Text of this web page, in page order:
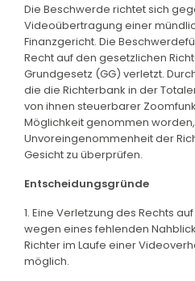
Die Beschwerde richtet sich
Videoübertragung einer
Finanzgericht. Die
Recht auf den gesetzlichen
Grundgesetz (GG) verletzt.
die die Richterbank in der
von ihnen steuerbarer
Möglichkeit genommen
Unvoreingenommenheit der
Gesicht zu überprüfen.
Entscheidungsgründe
1. Eine Verletzung des Rechts
wegen eines fehlenden
Richter im Laufe einer
möglich.